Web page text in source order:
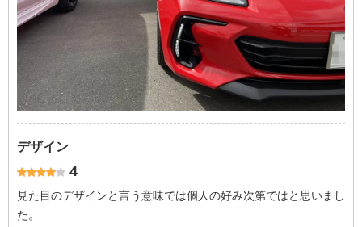
デザイン
4
見た目のデザインと言う意味では個人の好み次第ではと思いまし
た。